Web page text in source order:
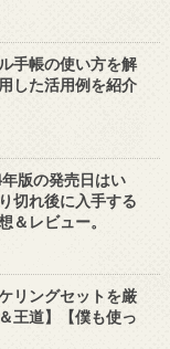
手帳の使い方を解
した活用例を紹介
版の発売日はい
切れ後に入手する
＆レビュー。
リングセットを厳
王道】【僕も使っ